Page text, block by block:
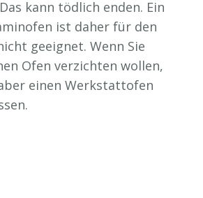
kann tödlich enden. Ein
ist daher für den
geeignet. Wenn Sie
Ofen verzichten wollen,
einen Werkstattofen